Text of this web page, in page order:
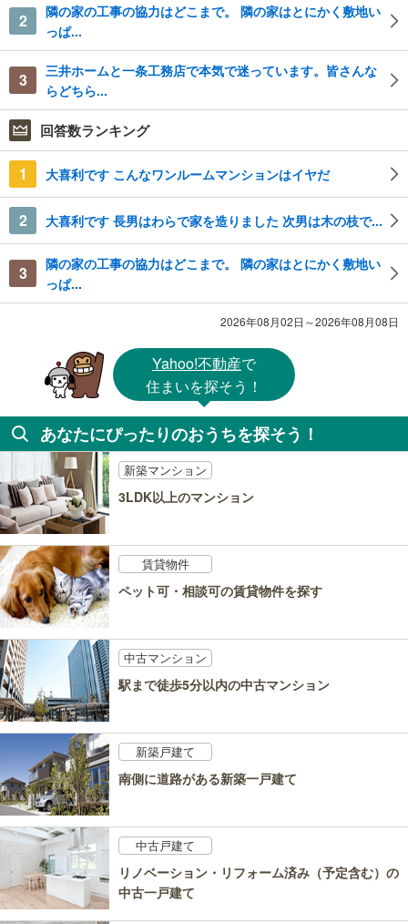
2
隣の家の工事の協力はどこまで。 隣の家はとにかく敷地い
っぱ...
3
三井ホームと一条工務店で本気で迷っています。皆さんな
らどちら...
回答数ランキング
1 大喜利です こんなワンルームマンションはイヤだ
2 大喜利です 長男はわらで家を造りました 次男は木の枝で...
3
隣の家の工事の協力はどこまで。 隣の家はとにかく敷地い
っぱ...
2026年08月02日～2026年08月08日
Yahoo!不動産で
住まいを探そう！
あなたにぴったりのおうちを探そう！
新築マンション
3LDK以上のマンション
賃貸物件
ペット可・相談可の賃貸物件を探す
中古マンション
駅まで徒歩5分以内の中古マンション
新築戸建て
南側に道路がある新築一戸建て
中古戸建て
リノベーション・リフォーム済み（予定含む）の
中古一戸建て